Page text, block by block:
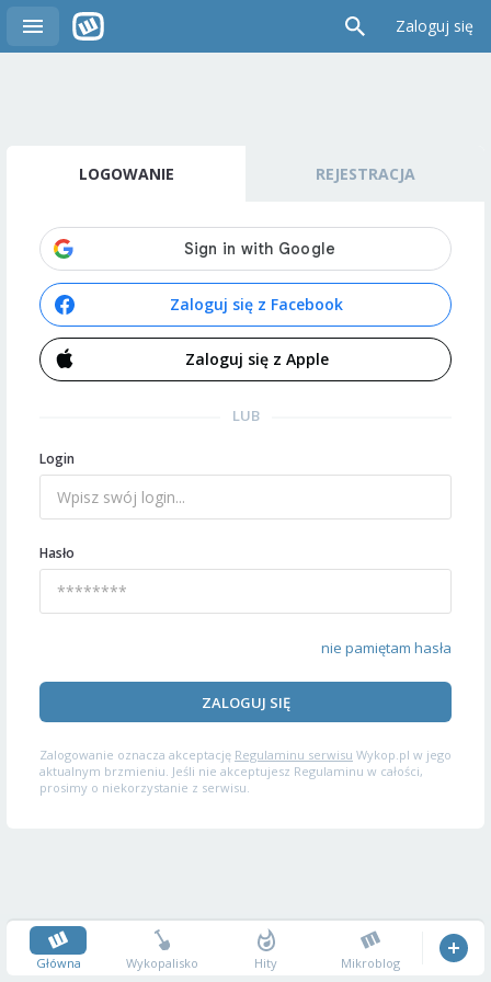
Zaloguj się
LOGOWANIE REJESTRACJA
Zaloguj się z Facebook
Zaloguj się z Apple
LUB
Login
Hasło
nie pamiętam hasła
ZALOGUJ SIĘ
Zalogowanie oznacza akceptację Regulaminu serwisu Wykop.pl w jego
aktualnym brzmieniu. Jeśli nie akceptujesz Regulaminu w całości,
prosimy o niekorzystanie z serwisu.
Główna Wykopalisko Hity Mikroblog